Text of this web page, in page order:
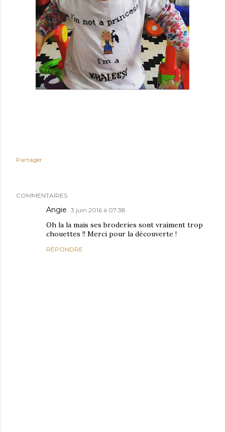
Partager
COMMENTAIRES
Angie 3 juin 2016 à 07:38
Oh la la mais ses broderies sont vraiment trop
chouettes !! Merci pour la découverte !
RÉPONDRE